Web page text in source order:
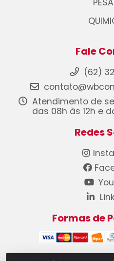
Fale
(62)
Atendimento de
das 08h às 12h e
Redes
Formas de